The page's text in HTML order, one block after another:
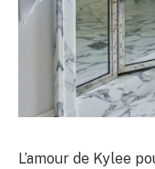
L’amour de Kylee